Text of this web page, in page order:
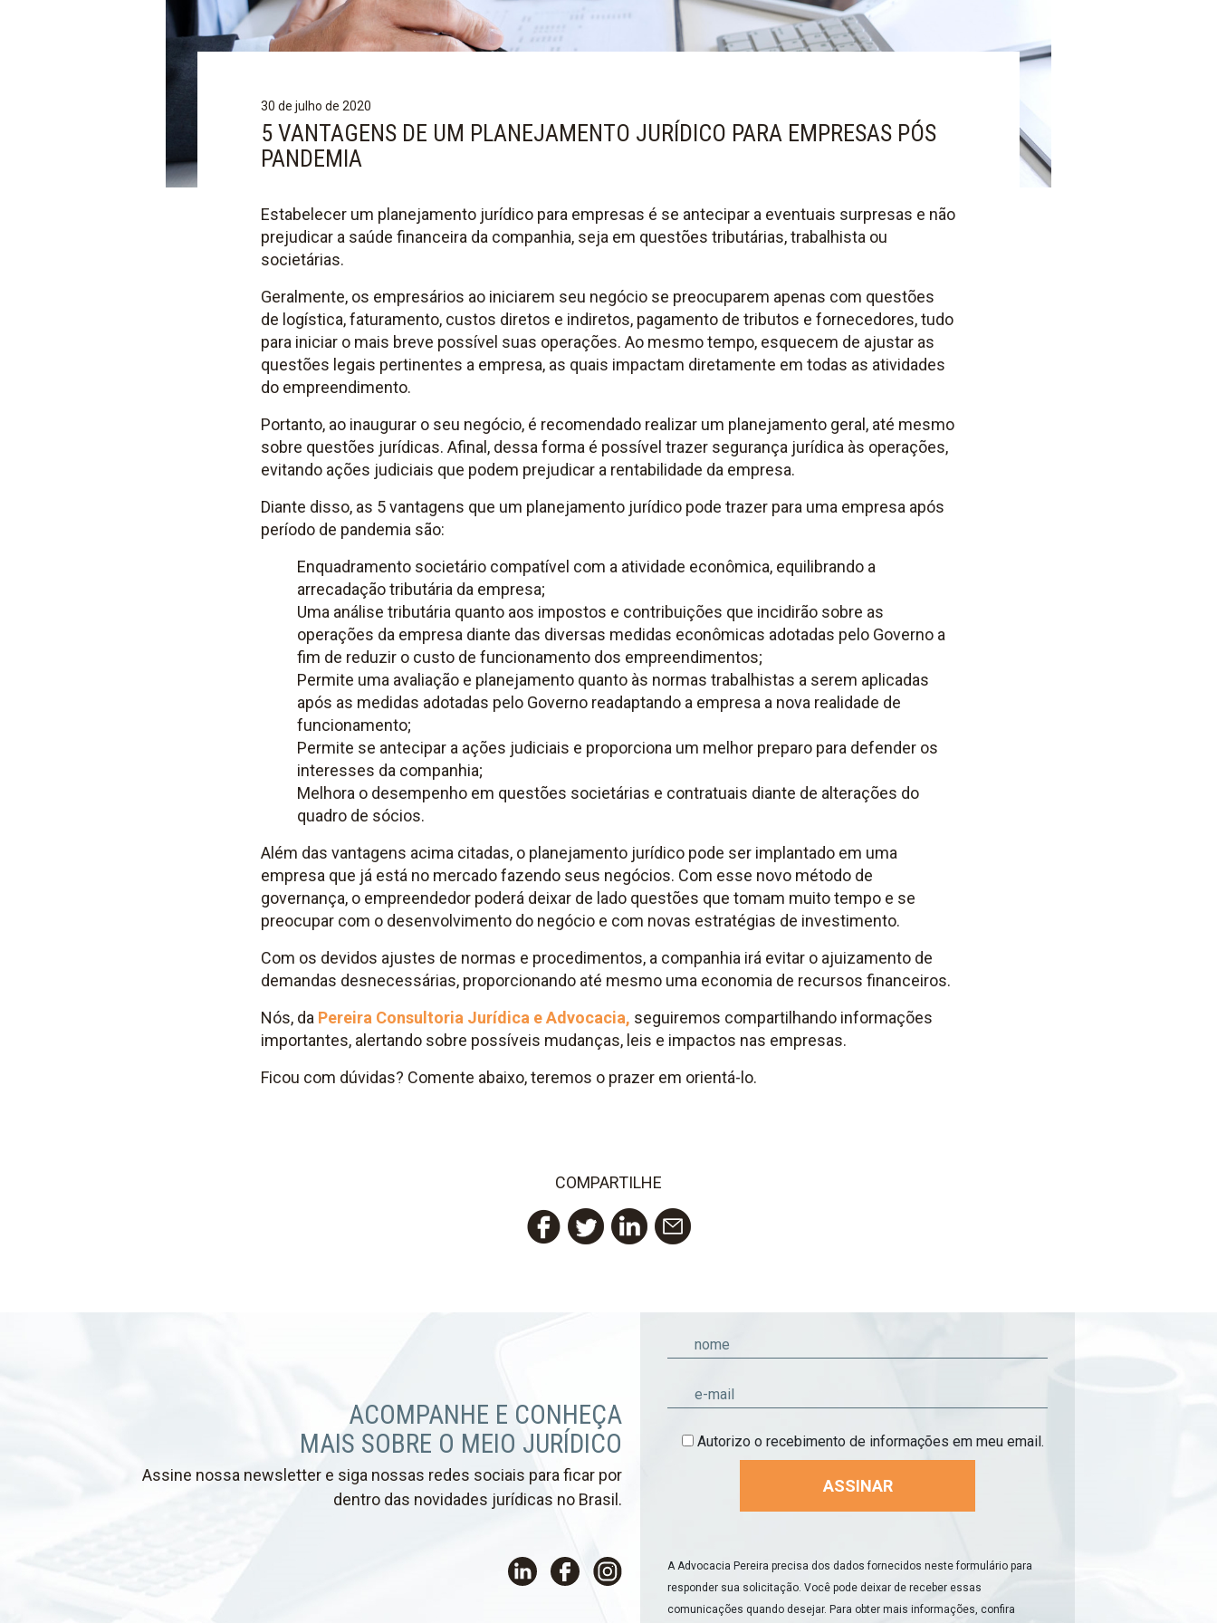
30 de julho de 2020
5 VANTAGENS DE UM PLANEJAMENTO JURÍDICO PARA EMPRESAS PÓS
PANDEMIA
Estabelecer um planejamento jurídico para empresas é se antecipar a eventuais surpresas e não
prejudicar a saúde financeira da companhia, seja em questões tributárias, trabalhista ou
societárias.
Geralmente, os empresários ao iniciarem seu negócio se preocuparem apenas com questões
de logística, faturamento, custos diretos e indiretos, pagamento de tributos e fornecedores, tudo
para iniciar o mais breve possível suas operações. Ao mesmo tempo, esquecem de ajustar as
questões legais pertinentes a empresa, as quais impactam diretamente em todas as atividades
do empreendimento.
Portanto, ao inaugurar o seu negócio, é recomendado realizar um planejamento geral, até mesmo
sobre questões jurídicas. Afinal, dessa forma é possível trazer segurança jurídica às operações,
evitando ações judiciais que podem prejudicar a rentabilidade da empresa.
Diante disso, as 5 vantagens que um planejamento jurídico pode trazer para uma empresa após
período de pandemia são:
Enquadramento societário compatível com a atividade econômica, equilibrando a
arrecadação tributária da empresa;
Uma análise tributária quanto aos impostos e contribuições que incidirão sobre as
operações da empresa diante das diversas medidas econômicas adotadas pelo Governo a
fim de reduzir o custo de funcionamento dos empreendimentos;
Permite uma avaliação e planejamento quanto às normas trabalhistas a serem aplicadas
após as medidas adotadas pelo Governo readaptando a empresa a nova realidade de
funcionamento;
Permite se antecipar a ações judiciais e proporciona um melhor preparo para defender os
interesses da companhia;
Melhora o desempenho em questões societárias e contratuais diante de alterações do
quadro de sócios.
Além das vantagens acima citadas, o planejamento jurídico pode ser implantado em uma
empresa que já está no mercado fazendo seus negócios. Com esse novo método de
governança, o empreendedor poderá deixar de lado questões que tomam muito tempo e se
preocupar com o desenvolvimento do negócio e com novas estratégias de investimento.
Com os devidos ajustes de normas e procedimentos, a companhia irá evitar o ajuizamento de
demandas desnecessárias, proporcionando até mesmo uma economia de recursos financeiros.
Nós, da Pereira Consultoria Jurídica e Advocacia, seguiremos compartilhando informações
importantes, alertando sobre possíveis mudanças, leis e impactos nas empresas.
Ficou com dúvidas? Comente abaixo, teremos o prazer em orientá-lo.
COMPARTILHE
Facebook
TwitterLinkedIn
Email
ACOMPANHE E CONHEÇA
MAIS SOBRE O MEIO JURÍDICO
Assine nossa newsletter e siga nossas redes sociais para ficar por
dentro das novidades jurídicas no Brasil.
Autorizo o recebimento de informações em meu email.
A Advocacia Pereira precisa dos dados fornecidos neste formulário para
responder sua solicitação. Você pode deixar de receber essas
comunicações quando desejar. Para obter mais informações, confira